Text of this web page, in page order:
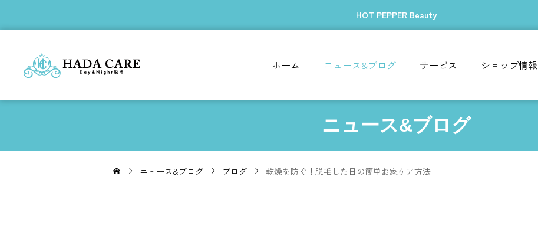
HOT PEPPER Beauty
ホーム ニュース&ブログ サービス ショップ情報
ニュース&ブログ
ニュース&ブログ ブログ 乾燥を防ぐ！脱毛した日の簡単お家ケア方法